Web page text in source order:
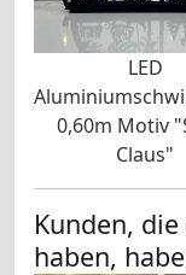
LED
0,60m Motiv
Claus"
Kunden,
haben,